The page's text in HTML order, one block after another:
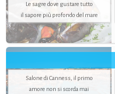
Le sagre dove gustare tutto
il sapore più profondo del mare
Salone di Canness, il primo
amore non si scorda mai